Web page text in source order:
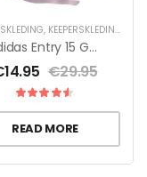
VOOR KINDEREN,
, KEEPERSKLEDING SALE
Adidas Entry 15 GK Unisex
14.95 €29.95
READ MORE